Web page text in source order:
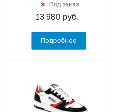
Под заказ
13 980руб.
Подробнее